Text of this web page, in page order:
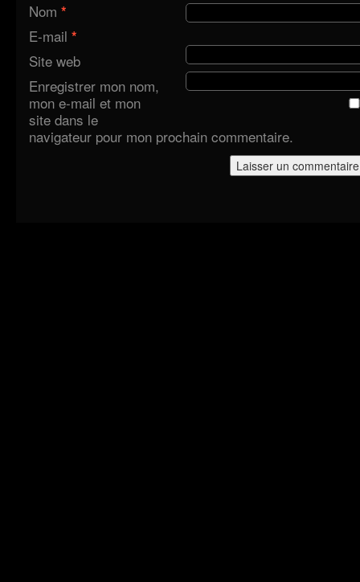
Nom *
E-mail *
Site web
Enregistrer mon nom,
mon e-mail et mon
site dans le
navigateur pour mon prochain commentaire.